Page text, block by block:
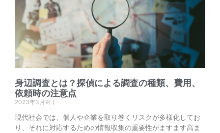
身辺調査とは？探偵による調査の種類、費用、
依頼時の注意点
2023年3月9日
現代社会では、個人や企業を取り巻くリスクが多様化してお
り、それに対応するための情報収集の重要性がますます高ま